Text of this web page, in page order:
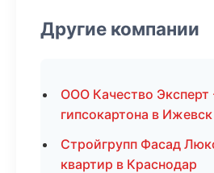
Другие компании
ООО Качество
гипсокартона в Ижевск
Стройгрупп Фасад
квартир в Краснодар